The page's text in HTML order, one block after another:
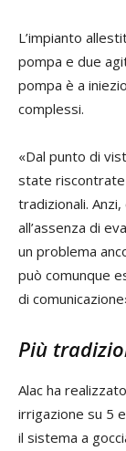
L’impianto
pompa e due
pompa è a
complessi.
«Dal punto di
state
tradizionali.
all’assenza di
un problema
può comunque
di
Più
Alac ha
irrigazione su 5
il sistema a